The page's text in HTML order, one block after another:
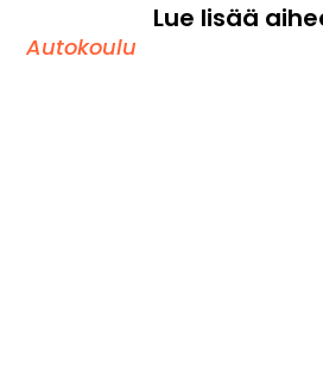
Lue lisää
Autokoulu